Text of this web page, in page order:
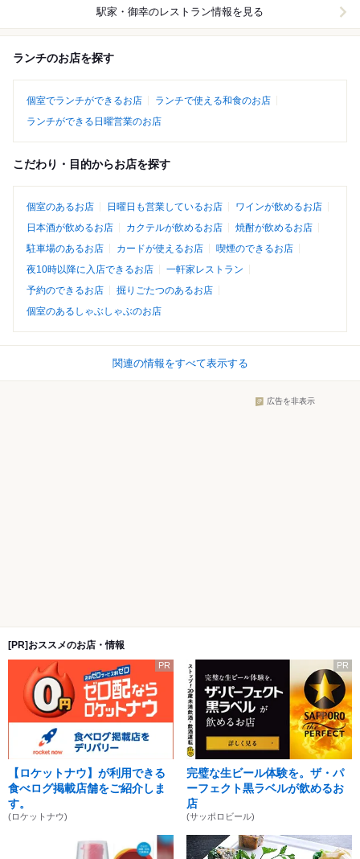
駅家・御幸のレストラン情報を見る
ランチのお店を探す
個室でランチができるお店
ランチで使える和食のお店
ランチができる日曜営業のお店
こだわり・目的からお店を探す
個室のあるお店 日曜日も営業しているお店
ワインが飲めるお店
日本酒が飲めるお店
カクテルが飲めるお店
焼酎が飲めるお店
駐車場のあるお店
カードが使えるお店
喫煙のできるお店
夜10時以降に入店できるお店
一軒家レストラン
予約のできるお店
掘りごたつのあるお店
個室のあるしゃぶしゃぶのお店
関連の情報をすべて表示する
広告を非表示
[PR]おススメのお店・情報
PR
【ロケットナウ】が利用できる
食べログ掲載店舗をご紹介しま
す。
(ロケットナウ)
PR
完璧な生ビール体験を。ザ・パ
ーフェクト黒ラベルが飲めるお
店
(サッポロビール)